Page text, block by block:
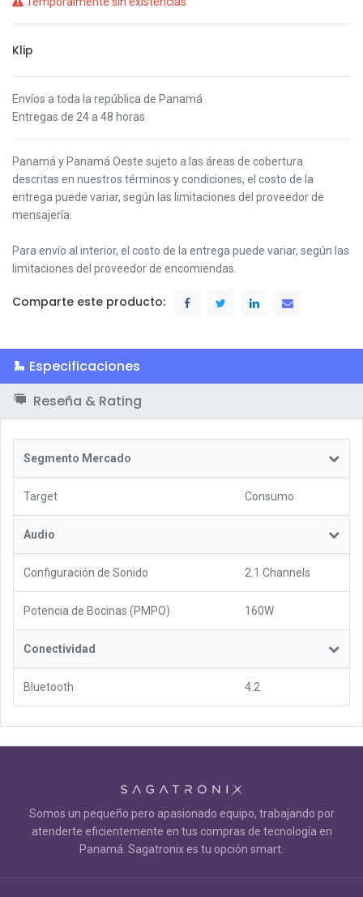
Klip
Envíos a toda la república de Panamá
Entregas de 24 a 48 horas
Panamá y Panamá Oeste sujeto a las áreas de cobertura
descritas en nuestros términos y condiciones, el costo de la
entrega puede variar, según las limitaciones del proveedor de
mensajería.
Para envío al interior, el costo de la entrega puede variar, según las
limitaciones del proveedor de encomiendas.
Comparte este producto:
Especificaciones
Reseña & Rating
Segmento Mercado
Target Consumo
Audio
Configuración de Sonido 2.1 Channels
Potencia de Bocinas (PMPO) 160W
Conectividad
Bluetooth 4.2
Somos un pequeño pero apasionado equipo, trabajando por
atenderte eficientemente en tus compras de tecnología en
Panamá. Sagatronix es tu opción smart.